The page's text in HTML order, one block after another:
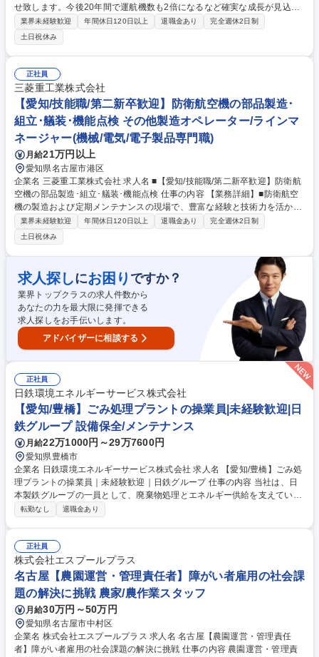
せ致します。今後20年間で運航機数も2倍になるなど確実な成長が見込ま
れている中で、生産機数の増加が見込まれており、製造体制の強化を目指
しております。 【詳細】■航空機製造工程での維持業務：設計変更に関連
する工作ドキュメント発行、治具管理、生産支援 ■航空機製造工程での改
善業務：自動化技術、DX関連技術の活用による生産工法の改善 ■要素技術
開発：主に複合材を対象とした新工法の検証試験計画・試験 ■工程設計：
新機種開発を見据えた新しい生産ラインの検討 募集職種 【愛知】民間航
空機組立における生産技術職
業界未経験歓迎 年間休日120日以上 退職金あり
完全週休2日制
土日祝休み
正社員
三菱重工業株式会社
【愛知/技能職/第二新卒歓迎】防衛航空機の部品製造･
組立･艤装･機能点検 その他製造オペレーター/ラインマ
ネージャー(機械/電気/電子製品専門職)
月給21万円以上
愛知県名古屋市港区
企業名 三菱重工業株式会社 求人名 ■【愛知/技能職/第二新卒歓迎】防衛航
空機の部品製造･組立･艤装･機能点検 仕事の内容 【業務詳細】■防衛航空
機の製造および定期メンテナンスの現場で、豊富な経験と技術力を活かし
て航空機の性能向上と安全性の確保に貢献。国家の安全保障に欠かせない
責任ある仕事に挑戦できます。 ■複合材部品の成形作業:高度な技術を駆使
して軽量かつ強靭な部品を製造■組立･結合作業:板材や各種部品の穴あけ･
打鋲を行い精密な組立を実現■電気部品関連の作業:電子機器や配線の取り
外し･取り付けを行い機体の機能を確保■装備品関連の作業:各種装備品や
配管類の取り外し･取り付けを行い機体を作る■塗装作業:耐久性を考慮し
た塗装を行う■作動点検:機能性能確認のための点検作業を通じて、安全性
も確保します。 募集職種 ■【愛知/技能職/第二新卒歓迎】防衛航空機の部
品製造･組立･艤装･機能点検
業界未経験歓迎 年間休日120日以上 退職金あり
完全週休2日制
土日祝休み
求人探しにお困り ですか？
業界トップクラスの求人件数から
あなたの力を最大限に発揮できる
求人探しをお手伝いします。
アドバイザーに相談する
正社員
日鉄環境エネルギーサービス株式会社
【愛知/豊橋】ごみ処理プラントの操業員|未経験歓迎|日
鉄グループ 設備保全/メンテナンス
月給22万1000円～29万7600円
愛知県豊橋市
企業名 日鉄環境エネルギーサービス株式会社 求人名 【愛知/豊橋】ごみ処
理プラントの操業員｜未経験歓迎｜日鉄グループ 仕事の内容 当社は、日
本製鉄グループの一員として、廃棄物処理とエネルギー供給を支えていま
す。資源循環型社会に貢献する最新鋭の環境施設での業務です。 ■中央制
化業務：溶融物（スラグ・メタル等）の取り出し・搬出管理 ◎4組2交代
制の勤務で、月の出勤は15回程度。明け休みを含めるとプライベートの時
間も十分に確保でき、オンオフのメリハリをつけて働けます。 募集職種
【愛知/豊橋】ごみ処理プラントの操業員｜未経験歓迎｜日鉄グループ
転勤なし 退職金あり
正社員
株式会社エスプールプラス
名古屋【農園運営・管理責任者】障がい者雇用の社会課
題の解決に挑戦 農家/農作業スタッフ
月給30万円～50万円
愛知県名古屋市中村区
企業名 株式会社エスプールプラス 求人名 名古屋【農園運営・管理責任
者】障がい者雇用の社会課題の解決に挑戦 仕事の内容 農園運営・管理責